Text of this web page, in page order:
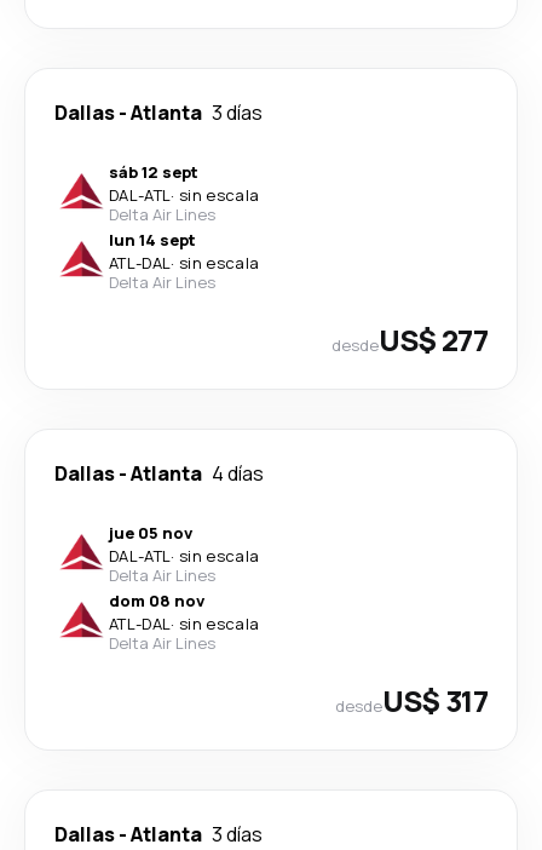
Dallas-Atlanta 3 días
sáb 12 sept
DAL-ATL· sin escala
Delta Air Lines
lun 14 sept
ATL-DAL· sin escala
Delta Air Lines
desdeUS$ 277
Dallas-Atlanta 4 días
jue 05 nov
DAL-ATL· sin escala
Delta Air Lines
dom 08 nov
ATL-DAL· sin escala
Delta Air Lines
desdeUS$ 317
Dallas-Atlanta 3 días